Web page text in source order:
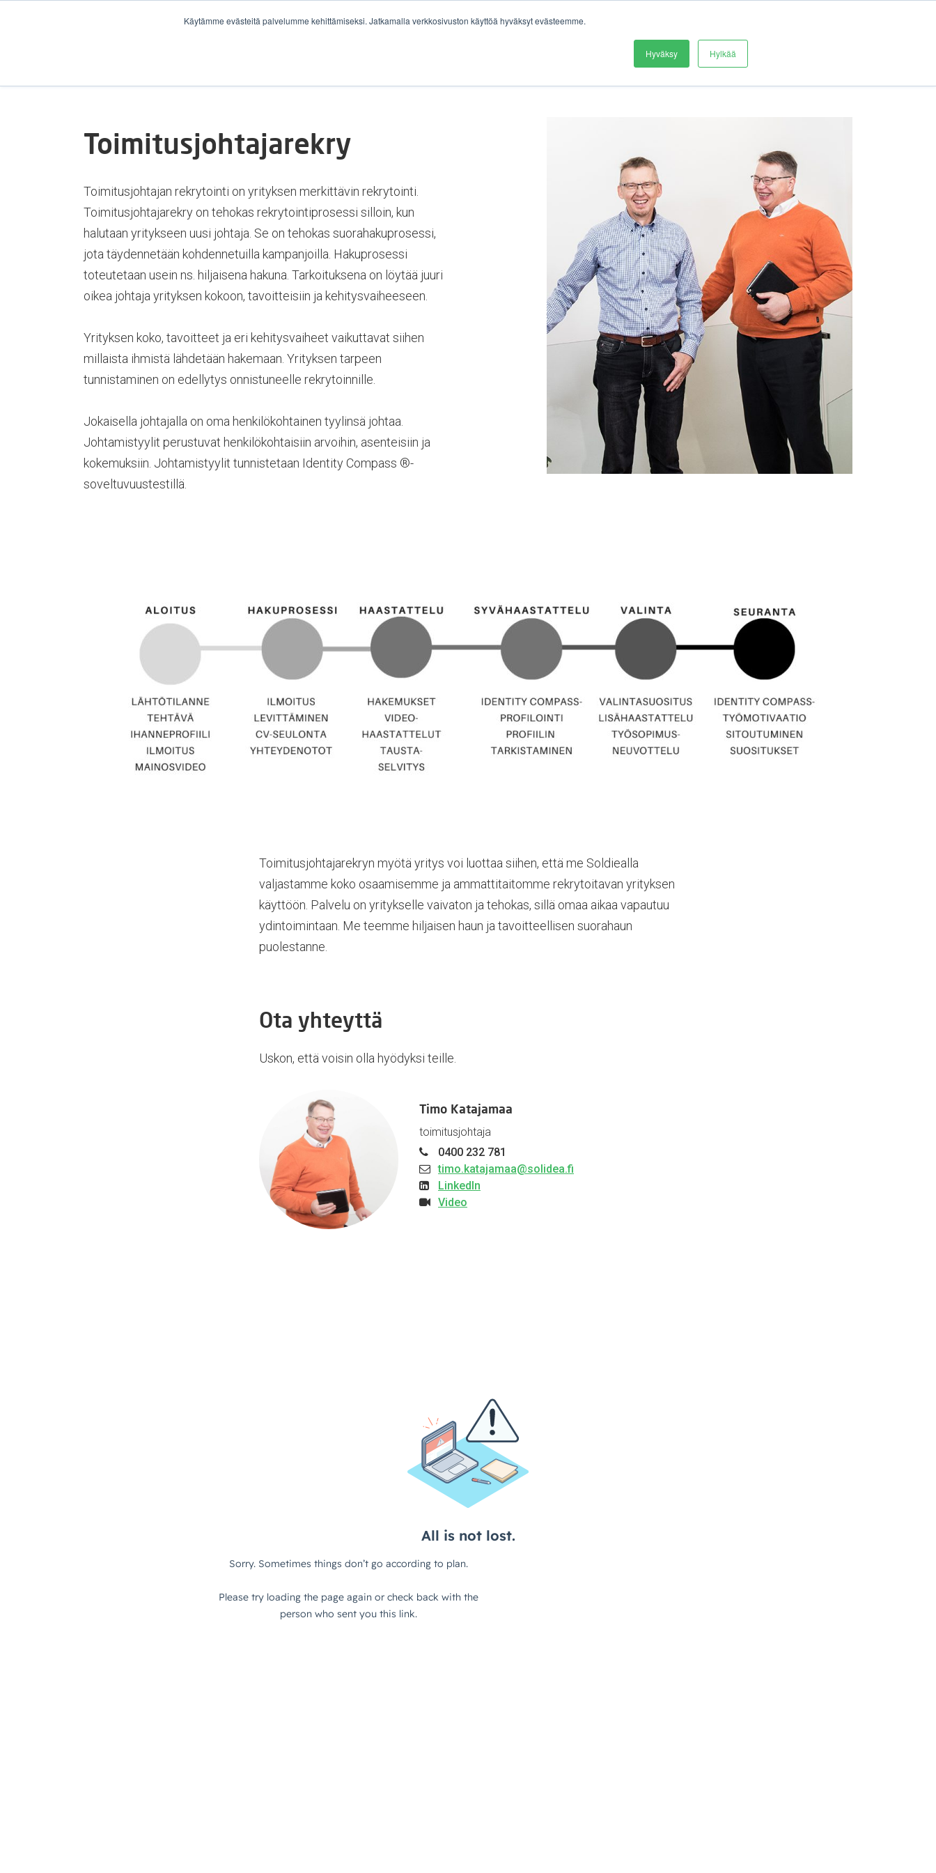
Käytämme evästeitä palvelumme kehittämiseksi. Jatkamalla verkkosivuston käyttöä hyväksyt evästeemme.
Hyväksy Hylkää
REFERENSSEJÄ BLOGI
Toimitusjohtajarekry
Toimitusjohtajan rekrytointi on yrityksen merkittävin rekrytointi.
Toimitusjohtajarekry on tehokas rekrytointiprosessi silloin, kun
halutaan yritykseen uusi johtaja. Se on tehokas suorahakuprosessi,
jota täydennetään kohdennetuilla kampanjoilla. Hakuprosessi
toteutetaan usein ns. hiljaisena hakuna. Tarkoituksena on löytää juuri
oikea johtaja yrityksen kokoon, tavoitteisiin ja kehitysvaiheeseen.
Yrityksen koko, tavoitteet ja eri kehitysvaiheet vaikuttavat siihen
millaista ihmistä lähdetään hakemaan. Yrityksen tarpeen
tunnistaminen on edellytys onnistuneelle rekrytoinnille.
Jokaisella johtajalla on oma henkilökohtainen tyylinsä johtaa.
Johtamistyylit perustuvat henkilökohtaisiin arvoihin, asenteisiin ja
kokemuksiin. Johtamistyylit tunnistetaan Identity Compass ®-
soveltuvuustestillä.
Toimitusjohtajarekryn myötä yritys voi luottaa siihen, että me Soldiealla
valjastamme koko osaamisemme ja ammattitaitomme rekrytoitavan yrityksen
käyttöön. Palvelu on yritykselle vaivaton ja tehokas, sillä omaa aikaa vapautuu
ydintoimintaan. Me teemme hiljaisen haun ja tavoitteellisen suorahaun
puolestanne.
Ota yhteyttä
Uskon, että voisin olla hyödyksi teille.
Timo Katajamaa
toimitusjohtaja
0400 232 781
timo.katajamaa@solidea.fi
LinkedIn
Video